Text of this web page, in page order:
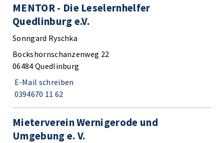
MENTOR - Die Leselernhelfer
Quedlinburg e.V.
Sonngard Ryschka
Bockshornschanzenweg 22
06484 Quedlinburg
E-Mail schreiben
0394670 11 62
Mieterverein Wernigerode und
Umgebung e. V.